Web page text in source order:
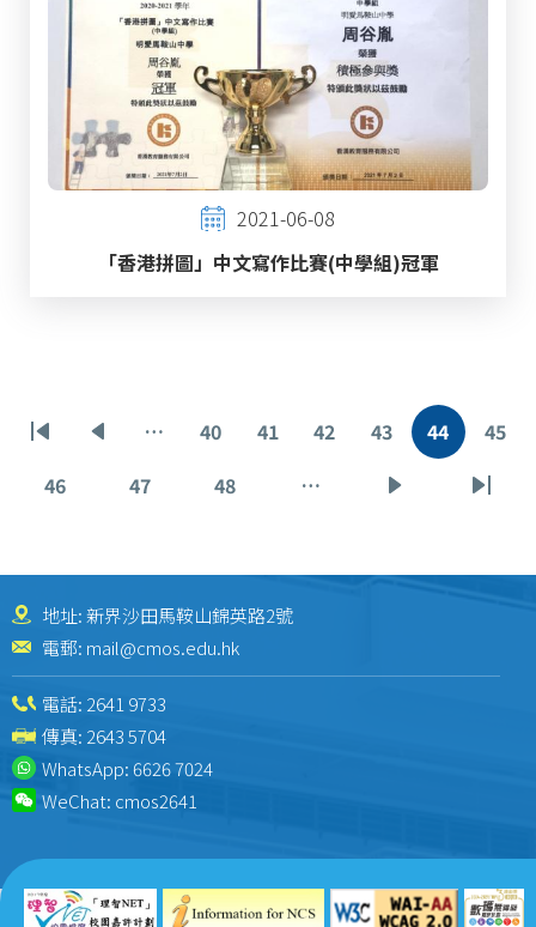
2021-06-08
「香港拼圖」中文寫作比賽(中學組)冠軍
Pagination
First
page
Previous
page
…
Page
40
Page
41
Page
42
Page
43
Current
page
44 45
Page
46
Page
47
Page
48 …
Last
地址: 新界沙田馬鞍山錦英路2號
電郵: mail@cmos.edu.hk
電話: 2641 9733
傳真: 2643 5704
WhatsApp:6626 7024
WeChat: cmos2641